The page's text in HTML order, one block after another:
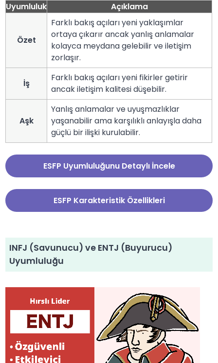
Uyumluluk Açıklama
Özet
Farklı bakış açıları yeni yaklaşımlar
ortaya çıkarır ancak yanlış anlamalar
kolayca meydana gelebilir ve iletişim
zorlaşır.
İş
Farklı bakış açıları yeni fikirler getirir
ancak iletişim kalitesi düşebilir.
Aşk
Yanlış anlamalar ve uyuşmazlıklar
yaşanabilir ama karşılıklı anlayışla daha
güçlü bir ilişki kurulabilir.
ESFP Uyumluluğunu Detaylı İncele
ESFP Karakteristik Özellikleri
INFJ (Savunucu) ve ENTJ (Buyurucu)
Uyumluluğu